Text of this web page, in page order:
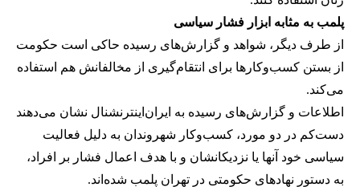
پلمب به مثابه ابزار فشار سیاسی
از طرف دیگر، شواهد و گزارش‌های رسیده حاکی است حکومت
از بستن کسب‌وکارها برای انتقام‌گیری از مخالفانش هم استفاده
می‌کند.
اطلاعات و گزارش‌های رسیده به ایران‌اینترنشنال نشان می‌دهند
دست‌کم در دو مورد، کسب‌وکار شهروندان به دلیل فعالیت
سیاسی خود آنها یا نزدیکانشان و با هدف اعمال فشار بر افراد،
به دستور نهادهای حکومتی در تهران پلمب شده‌اند.